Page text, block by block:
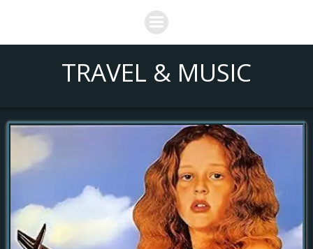
Saltar
al
contenido
TRAVEL & MUSIC